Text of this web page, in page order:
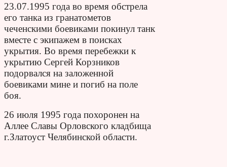
23.07.1995 года во время обстрела
его танка из гранатометов
чеченскими боевиками покинул танк
вместе с экипажем в поисках
укрытия. Во время перебежки к
укрытию Сергей Корзников
подорвался на заложенной
боевиками мине и погиб на поле
боя.
26 июля 1995 года похоронен на
Аллее Славы Орловского кладбища
г.Златоуст Челябинской области.